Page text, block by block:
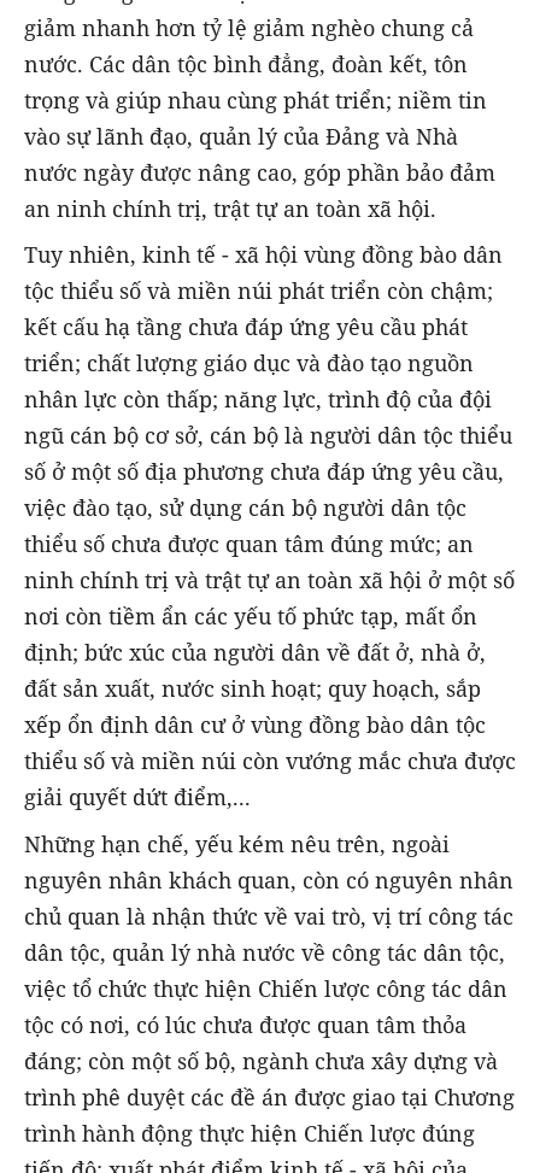
giảm nhanh hơn tỷ lệ giảm nghèo chung cả
nước. Các dân tộc bình đẳng, đoàn kết, tôn
trọng và giúp nhau cùng phát triển; niềm tin
vào sự lãnh đạo, quản lý của Đảng và Nhà
nước ngày được nâng cao, góp phần bảo đảm
an ninh chính trị, trật tự an toàn xã hội.
Tuy nhiên, kinh tế - xã hội vùng đồng bào dân
tộc thiểu số và miền núi phát triển còn chậm;
kết cấu hạ tầng chưa đáp ứng yêu cầu phát
triển; chất lượng giáo dục và đào tạo nguồn
nhân lực còn thấp; năng lực, trình độ của đội
ngũ cán bộ cơ sở, cán bộ là người dân tộc thiểu
số ở một số địa phương chưa đáp ứng yêu cầu,
việc đào tạo, sử dụng cán bộ người dân tộc
thiểu số chưa được quan tâm đúng mức; an
ninh chính trị và trật tự an toàn xã hội ở một số
nơi còn tiềm ẩn các yếu tố phức tạp, mất ổn
định; bức xúc của người dân về đất ở, nhà ở,
đất sản xuất, nước sinh hoạt; quy hoạch, sắp
xếp ổn định dân cư ở vùng đồng bào dân tộc
thiểu số và miền núi còn vướng mắc chưa được
giải quyết dứt điểm,...
Những hạn chế, yếu kém nêu trên, ngoài
nguyên nhân khách quan, còn có nguyên nhân
chủ quan là nhận thức về vai trò, vị trí công tác
dân tộc, quản lý nhà nước về công tác dân tộc,
việc tổ chức thực hiện Chiến lược công tác dân
tộc có nơi, có lúc chưa được quan tâm thỏa
đáng; còn một số bộ, ngành chưa xây dựng và
trình phê duyệt các đề án được giao tại Chương
trình hành động thực hiện Chiến lược đúng